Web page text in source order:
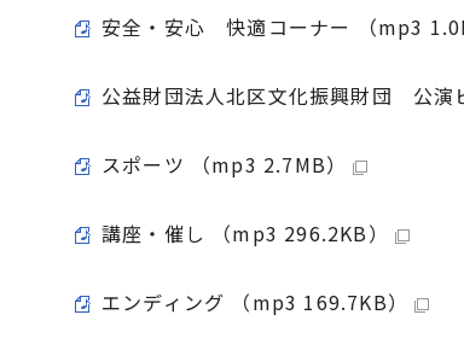
安全・安心 快適コーナー （mp3
公益財団法人北区文化振興財団 公演
スポーツ （mp3 2.7MB）
講座・催し （mp3 296.2KB）
エンディング （mp3 169.7KB）